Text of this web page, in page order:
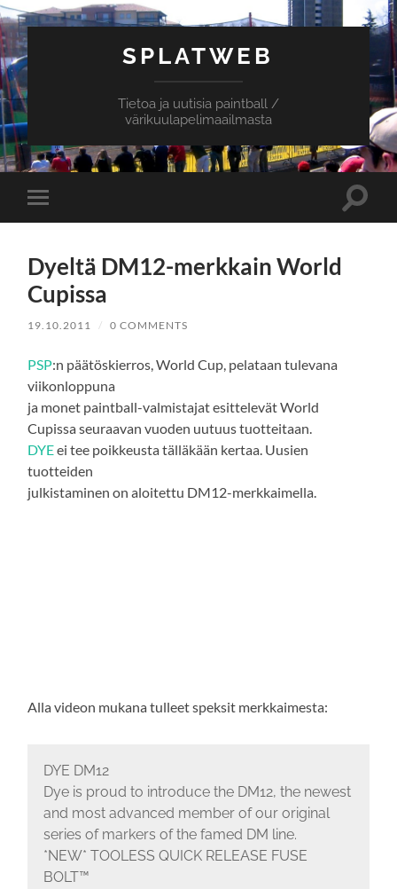
SPLATWEB
Tietoa ja uutisia paintball /
värikuulapelimaailmasta
Toggle
mobile
Toggle
Dyeltä DM12-merkkain World
Cupissa
19.10.2011 / 0 COMMENTS
PSP:n päätöskierros, World Cup, pelataan tulevana
viikonloppuna
ja monet paintball-valmistajat esittelevät World
Cupissa seuraavan vuoden uutuus tuotteitaan.
DYEei tee poikkeusta tälläkään kertaa. Uusien
tuotteiden
julkistaminen on aloitettu DM12-merkkaimella.
Alla videon mukana tulleet speksit merkkaimesta:
DYE DM12
Dye is proud to introduce the DM12, the newest
and most advanced member of our original
series of markers of the famed DM line.
*NEW* TOOLESS QUICK RELEASE FUSE
BOLT™